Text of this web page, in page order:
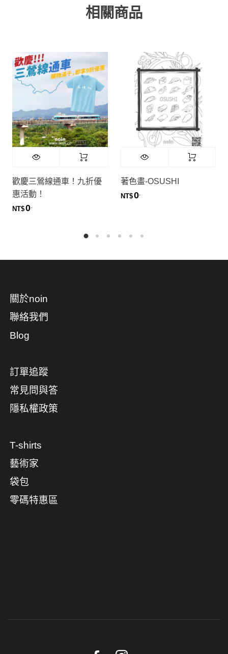
相關商品
歡慶三鶯線通車！九折優
惠活動！
NT$0
著色畫-OSUSHI
NT$0
關於noin
聯絡我們
Blog
訂單追蹤
常見問與答
隱私權政策
T-shirts
藝術家
袋包
零碼特惠區